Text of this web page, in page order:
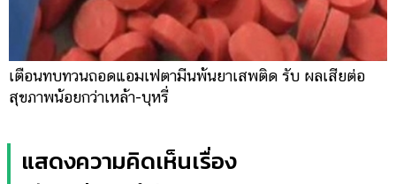
เตือนทบทวนถอดแอมเฟตามีนพ้นยาเสพติด รับ ผลเสียต่อ
สุขภาพน้อยกว่าเหล้า-บุหรี่
แสดงความคิดเห็นเรื่อง